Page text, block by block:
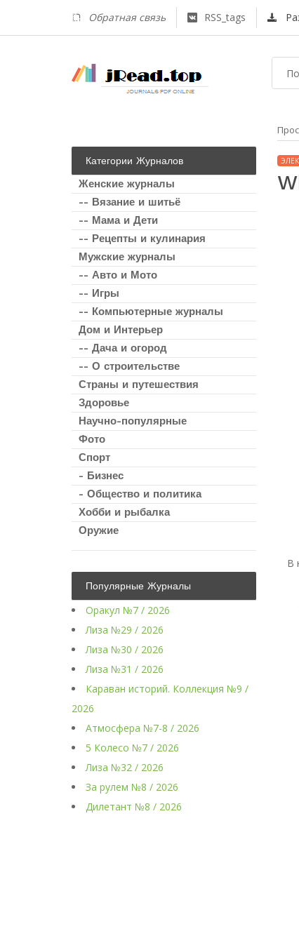
Обратная связь RSS_tags
Категории Журналов
Женские журналы
-- Вязание и шитьё
-- Мама и Дети
-- Рецепты и кулинария
Мужские журналы
-- Авто и Мото
-- Игры
-- Компьютерные журналы
Дом и Интерьер
-- Дача и огород
-- О строительстве
Страны и путешествия
Здоровье
Научно-популярные
Фото
Спорт
- Бизнес
- Общество и политика
Хобби и рыбалка
Оружие
Популярные Журналы
Оракул №7 / 2026
Лиза №29 / 2026
Лиза №30 / 2026
Лиза №31 / 2026
Караван историй. Коллекция №9 /
2026
Атмосфера №7-8 / 2026
5 Колесо №7 / 2026
Лиза №32 / 2026
За рулем №8 / 2026
Дилетант №8 / 2026
В